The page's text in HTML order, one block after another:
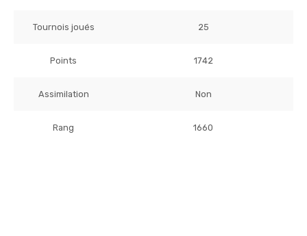
Tournois joués 25
Points 1742
Assimilation Non
Rang 1660